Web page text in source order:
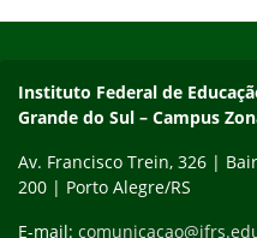
Contato
Instituto Federal de
Grande do Sul – Campus
Av. Francisco Trein, 326 |
200 | Porto Alegre/RS
E-mail: